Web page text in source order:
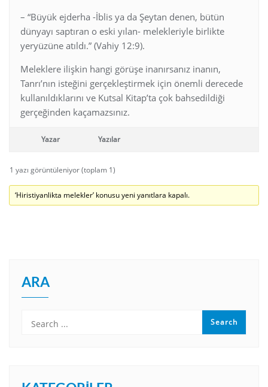
– “Büyük ejderha -İblis ya da Şeytan denen, bütün
dünyayı saptıran o eski yılan- melekleriyle birlikte
yeryüzüne atıldı.” (Vahiy 12:9).
Meleklere ilişkin hangi görüşe inanırsanız inanın,
Tanrı’nın isteğini gerçekleştirmek için önemli derecede
kullanıldıklarını ve Kutsal Kitap’ta çok bahsedildiği
gerçeğinden kaçamazsınız.
Yazar Yazılar
1 yazı görüntüleniyor (toplam 1)
‘Hiristiyanlikta melekler’ konusu yeni yanıtlara kapalı.
ARA